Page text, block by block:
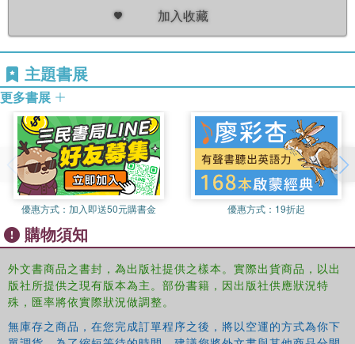
加入收藏
主題書展
更多書展
優惠方式： 加入即送50元購書金 優惠方式： 19折起
購物須知
外文書商品之書封，為出版社提供之樣本。實際出貨商品，以出
版社所提供之現有版本為主。部份書籍，因出版社供應狀況特
殊，匯率將依實際狀況做調整。
無庫存之商品，在您完成訂單程序之後，將以空運的方式為你下